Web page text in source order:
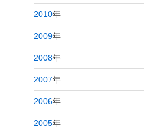
2010年
2009年
2008年
2007年
2006年
2005年